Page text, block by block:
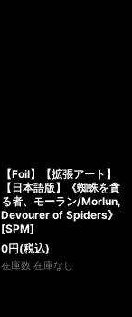
【Foil】【拡張アート】
【日本語版】《蜘蛛を貪
る者、モーラン/Morlun,
Devourer of Spiders》
[SPM]
0円(税込)
在庫数 在庫なし